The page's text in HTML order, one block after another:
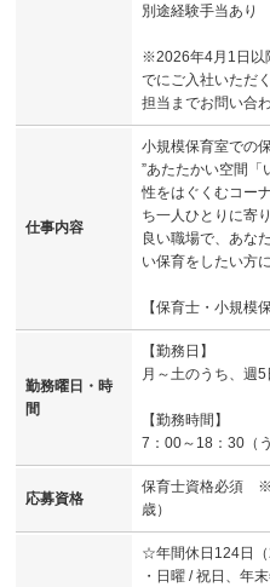
別途経験手当あり
※2026年4月1日以
でにご入社いただ
担当までお問い合
仕事内容
小規模保育室での
”あたたかい空間「
性をはぐくむコー
ち一人ひとりに寄
良い職場で、あな
い保育をしたい方
【保育士・小規模
勤務曜日・時
間
【勤務日】
月～土のうち、週
【勤務時間】
7：00～18：30（
応募資格
保育士資格必須 ※
歳）
☆年間休日124日
・日曜 / 祝日、年